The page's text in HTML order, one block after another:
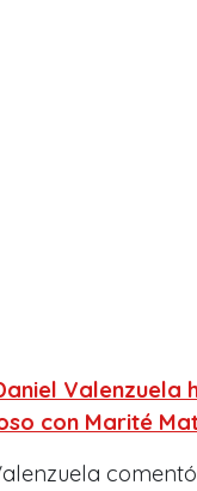
Valenzuela
con Marité